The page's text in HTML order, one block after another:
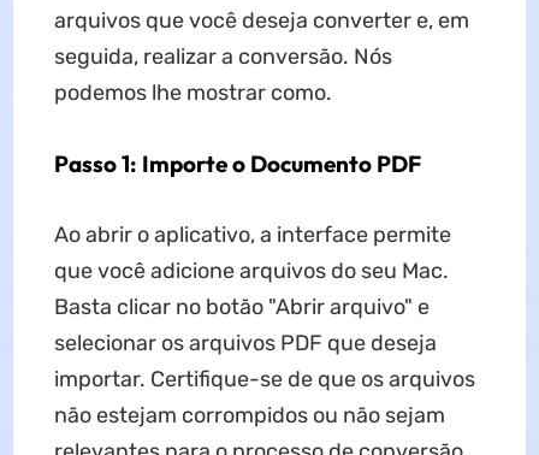
arquivos que você deseja converter e, em
seguida, realizar a conversão. Nós
podemos lhe mostrar como.
Passo 1: Importe o Documento PDF
Ao abrir o aplicativo, a interface permite
que você adicione arquivos do seu Mac.
Basta clicar no botão "Abrir arquivo" e
selecionar os arquivos PDF que deseja
importar. Certifique-se de que os arquivos
não estejam corrompidos ou não sejam